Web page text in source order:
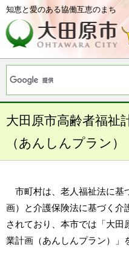
知恵と愛のある協働互恵のまち
大田原市高齢者福祉
（あんしんプラン）
市町村は、老人福祉法に基
画）と介護保険法に基づく介
されており、本市では「大
業計画（あんしんプラン）」